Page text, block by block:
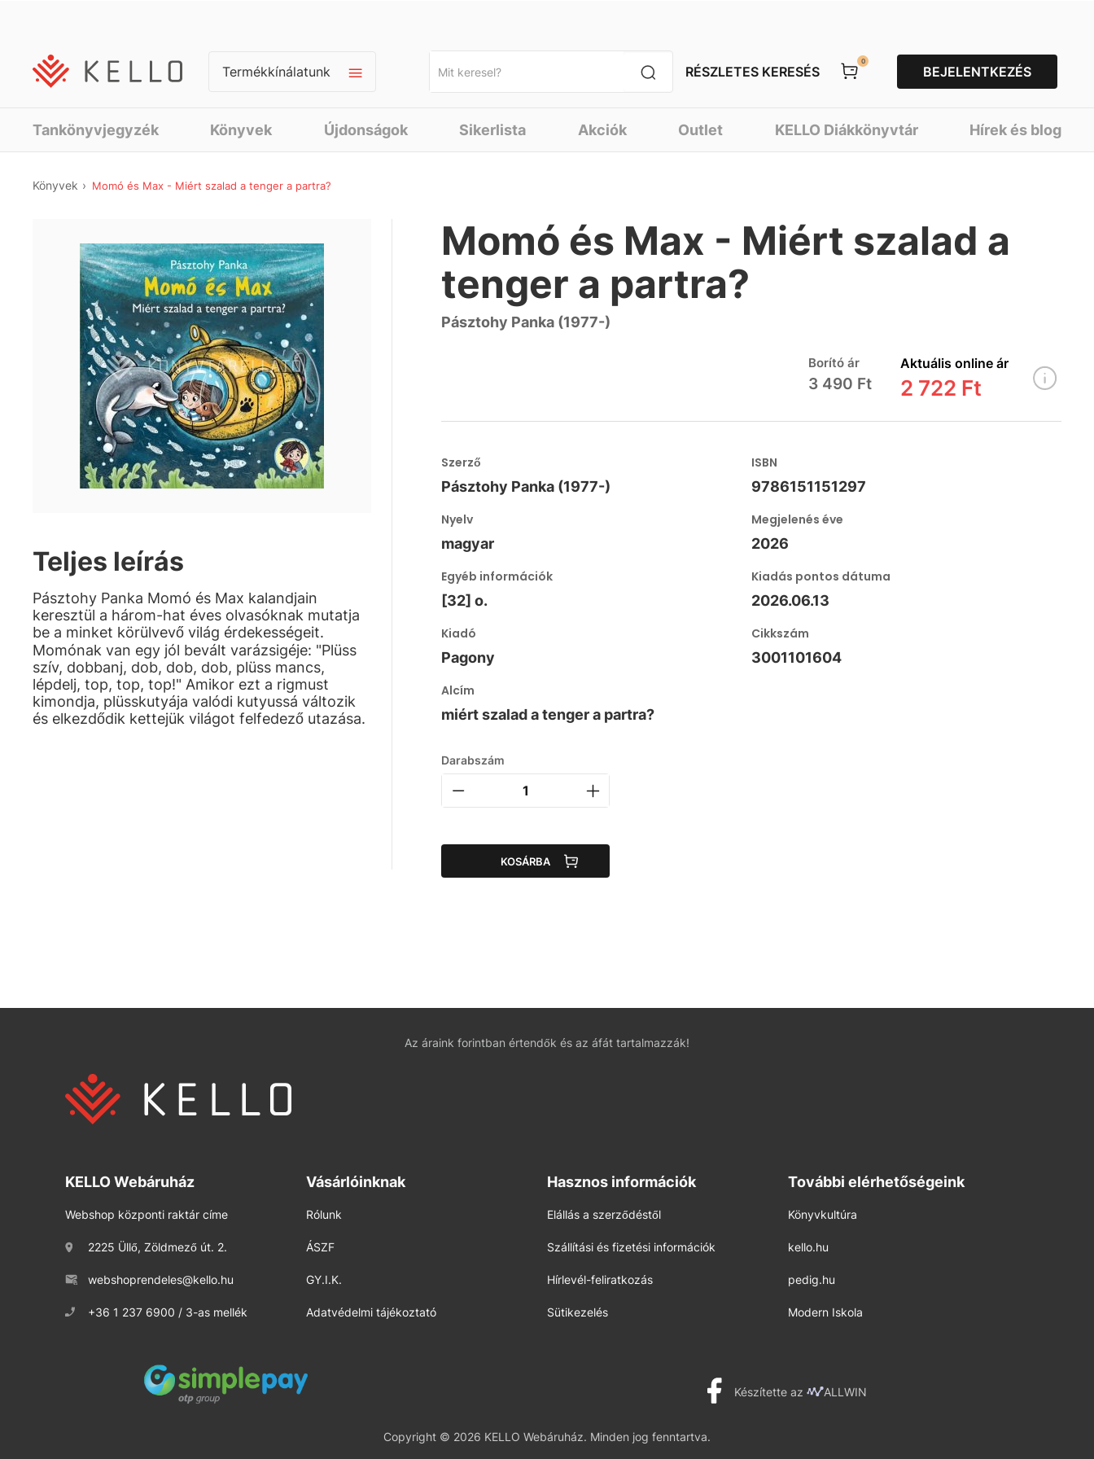
Termékkínálatunk RÉSZLETES KERESÉS
0
BEJELENTKEZÉS
Tankönyvjegyzék Könyvek Újdonságok Sikerlista Akciók Outlet KELLO Diákkönyvtár Hírek és blog
Könyvek Momó és Max - Miért szalad a tenger a partra?
Teljes leírás
Pásztohy Panka Momó és Max kalandjain
keresztül a három-hat éves olvasóknak mutatja
be a minket körülvevő világ érdekességeit.
Momónak van egy jól bevált varázsigéje: "Plüss
szív, dobbanj, dob, dob, dob, plüss mancs,
lépdelj, top, top, top!" Amikor ezt a rigmust
kimondja, plüsskutyája valódi kutyussá változik
és elkezdődik kettejük világot felfedező utazása.
Momó és Max - Miért szalad a
tenger a partra?
Pásztohy Panka (1977-)
Borító ár
3 490 Ft
Aktuális online ár
2 722 Ft
Szerző
Pásztohy Panka (1977-)
ISBN
9786151151297
Nyelv
magyar
Megjelenés éve
2026
Egyéb információk
[32] o.
Kiadás pontos dátuma
2026.06.13
Kiadó
Pagony
Cikkszám
3001101604
Alcím
miért szalad a tenger a partra?
Darabszám
KOSÁRBA
Az áraink forintban értendők és az áfát tartalmazzák!
KELLO Webáruház
Webshop központi raktár címe
2225 Üllő, Zöldmező út. 2.
webshoprendeles@kello.hu
+36 1 237 6900 / 3-as mellék
Vásárlóinknak
Rólunk
ÁSZF
GY.I.K.
Adatvédelmi tájékoztató
Hasznos információk
Elállás a szerződéstől
Szállítási és fizetési információk
Hírlevél-feliratkozás
Sütikezelés
További elérhetőségeink
Könyvkultúra
kello.hu
pedig.hu
Modern Iskola
Készítette az ALLWIN
Copyright © 2026 KELLO Webáruház. Minden jog fenntartva.